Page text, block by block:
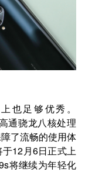
也足够优秀。
通骁龙八核处理
了流畅的使用体
12月6日正式上
将继续为年轻化